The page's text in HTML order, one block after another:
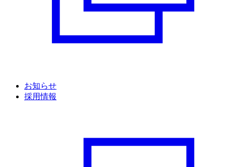
お知らせ
採用情報